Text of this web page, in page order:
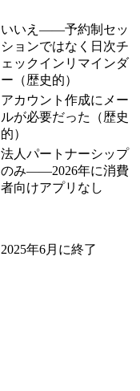
いいえ——予約制セッ
ションではなく日次チ
ェックインリマインダ
ー（歴史的）
アカウント作成にメー
ルが必要だった（歴史
的）
法人パートナーシップ
のみ——2026年に消費
者向けアプリなし
2025年6月に終了